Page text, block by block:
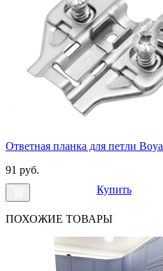
Ответная планка для петли
91 руб.
Купить
ПОХОЖИЕ ТОВАРЫ